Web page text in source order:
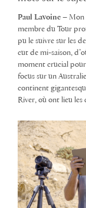
Paul Lavoine – Mon
membre du Tour
pu le suivre sur les
cut de mi-saison,
moment crucial pour
focus sur un
continent
River, où ont lieu les